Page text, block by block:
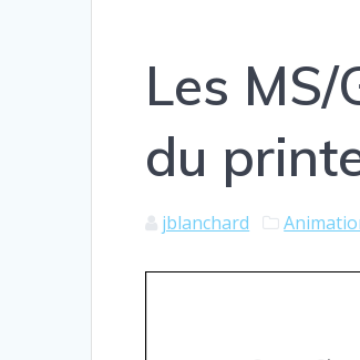
Les
du
jblanchard